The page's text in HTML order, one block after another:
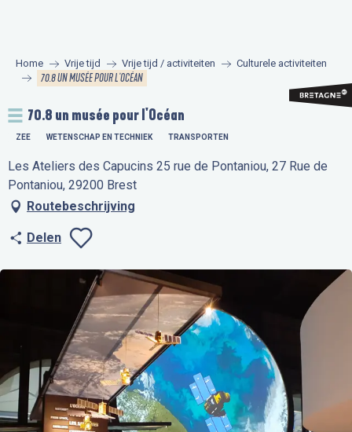
principal
Home Vrije tijd Vrije tijd / activiteiten Culturele activiteiten
70.8 UN MUSÉE POUR L'OCÉAN
70.8 un musée pour l'Océan
ZEE WETENSCHAP EN TECHNIEK TRANSPORTEN
Les Ateliers des Capucins 25 rue de Pontaniou, 27 Rue de
Pontaniou, 29200 Brest
Routebeschrijving
Delen
Ajouter aux